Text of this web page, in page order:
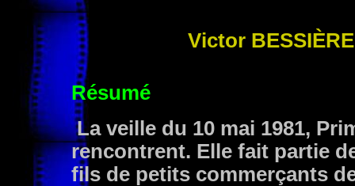
Victor BESSIÈRE
Résumé
La veille du 10 mai 1981,
rencontrent. Elle fait partie
fils de petits commerçants